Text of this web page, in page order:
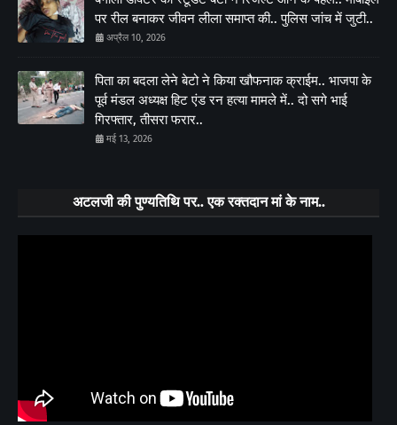
पर रील बनाकर जीवन लीला समाप्त की.. पुलिस जांच में जुटी..
अप्रैल 10, 2026
पिता का बदला लेने बेटो ने किया खौफनाक क्राईम.. भाजपा के
पूर्व मंडल अध्यक्ष हिट एंड रन हत्या मामले में.. दो सगे भाई
गिरफ्तार, तीसरा फरार..
मई 13, 2026
अटलजी की पुण्यतिथि पर.. एक रक्तदान मां के नाम..